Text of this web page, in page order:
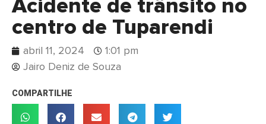
Acidente de trânsito no
centro de Tuparendi
abril 11, 2024
1:01 pm
Jairo Deniz de Souza
COMPARTILHE